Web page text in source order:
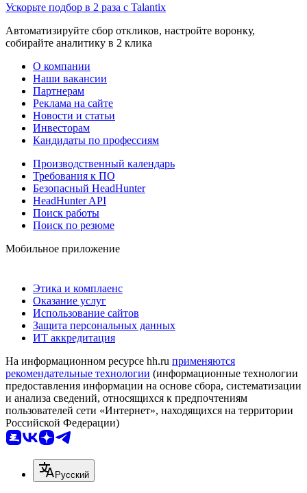
Ускорьте подбор в 2 раза с Talantix
Автоматизируйте сбор откликов, настройте воронку,
собирайте аналитику в 2 клика
О компании
Наши вакансии
Партнерам
Реклама на сайте
Новости и статьи
Инвесторам
Кандидаты по профессиям
Производственный календарь
Требования к ПО
Безопасный HeadHunter
HeadHunter API
Поиск работы
Поиск по резюме
Мобильное приложение
Этика и комплаенс
Оказание услуг
Использование сайтов
Защита персональных данных
ИТ аккредитация
На информационном ресурсе hh.ru применяются
рекомендательные технологии (информационные технологии
предоставления информации на основе сбора, систематизации
и анализа сведений, относящихся к предпочтениям
пользователей сети «Интернет», находящихся на территории
Российской Федерации)
Русский